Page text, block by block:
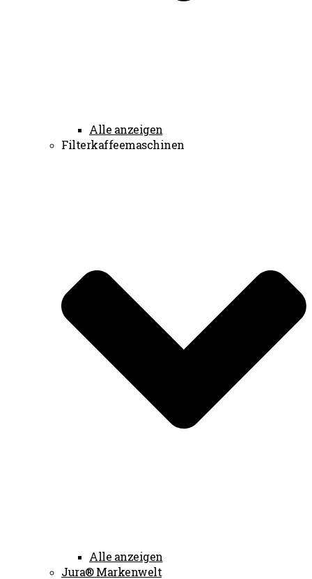
Alle anzeigen
Filterkaffeemaschinen
Alle anzeigen
Jura® Markenwelt